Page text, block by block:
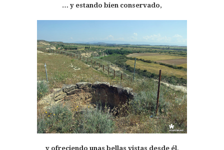
… y estando bien conservado,
y ofreciendo unas bellas vistas desde él.